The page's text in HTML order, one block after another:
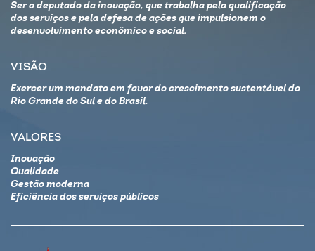
Ser o deputado da inovação, que trabalha pela qualificação
dos serviços e pela defesa de ações que impulsionem o
desenvolvimento econômico e social.
VISÃO
Exercer um mandato em favor do crescimento sustentável do
Rio Grande do Sul e do Brasil.
VALORES
Inovação
Qualidade
Gestão moderna
Eficiência dos serviços públicos